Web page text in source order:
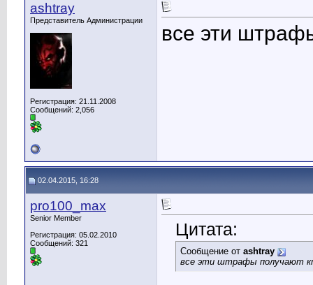
ashtray
Представитель Администрации
Регистрация: 21.11.2008
Сообщений: 2,056
все эти
02.04.2015, 16:28
pro100_max
Senior Member
Регистрация: 05.02.2010
Сообщений: 321
Цитата:
Сообщение от ashtray
все эти штрафы получают